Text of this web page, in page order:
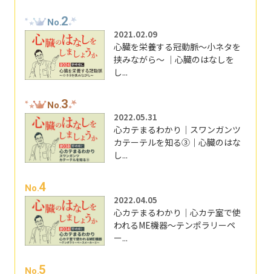
No.2
2021.02.09
心臓を栄養する冠動脈～小ネタを
挟みながら～ ｜心臓のはなしを
し...
No.3
2022.05.31
心カテまるわかり｜スワンガンツ
カテーテルを知る③｜心臓のはな
し...
No.4
2022.04.05
心カテまるわかり｜心カテ室で使
われるME機器～テンポラリーペ
ー...
No.5